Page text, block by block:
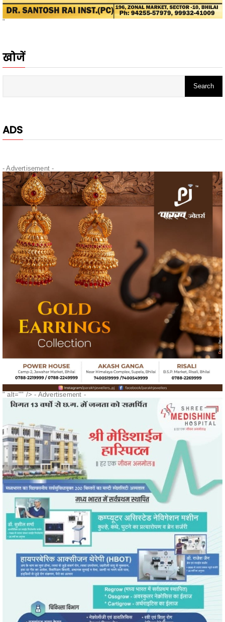
"
खोजें
ADS
- Advertisement -
" alt="" />- Advertisement -